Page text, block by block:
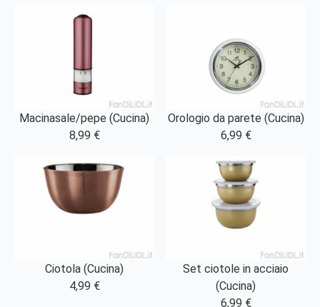
Macinasale/pepe (Cucina)
8,99 €
Orologio da parete (Cucina)
6,99 €
Ciotola (Cucina)
4,99 €
Set ciotole in acciaio
(Cucina)
6,99 €